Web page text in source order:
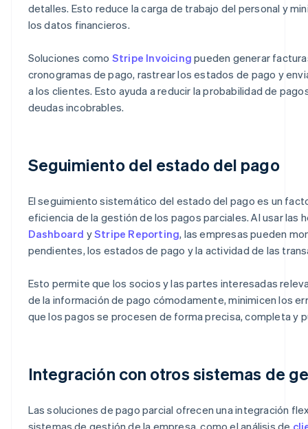
detalles. Esto reduce la carga de trabajo del personal y
los datos financieros.
Soluciones como Stripe Invoicing pueden generar
cronogramas de pago, rastrear los estados de pago y
a los clientes. Esto ayuda a reducir la probabilidad de
deudas incobrables.
Seguimiento del estado del pago
El seguimiento sistemático del estado del pago es un
eficiencia de la gestión de los pagos parciales. Al usar las
Dashboard yStripe Reporting, las empresas pueden
pendientes, los estados de pago y la actividad de las
Esto permite que los socios y las partes interesadas
de la información de pago cómodamente, minimicen los
que los pagos se procesen de forma precisa, completa y
Integración con otros sistemas de
Las soluciones de pago parcial ofrecen una integración
sistemas de gestión de la empresa, como el análisis de